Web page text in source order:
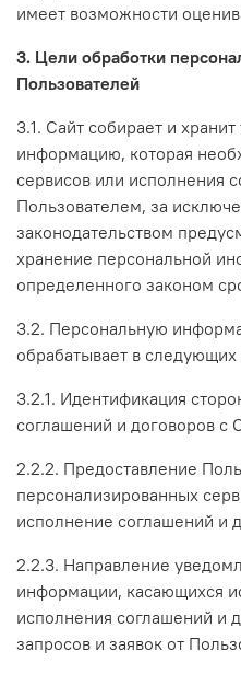
имеет возможности
3. Цели обработки
Пользователей
3.1. Сайт собирает и
информацию, которая
сервисов или исполнения
Пользователем, за
законодательством
хранение персональной
определенного законом
3.2. Персональную
обрабатывает в следующих
3.2.1. Идентификация
соглашений и договоров с
2.2.2. Предоставление
персонализированных
исполнение соглашений и
2.2.3. Направление
информации, касающихся
исполнения соглашений и
запросов и заявок от